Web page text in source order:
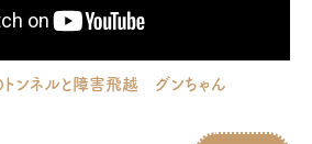
ンネルと障害飛越 グンちゃん